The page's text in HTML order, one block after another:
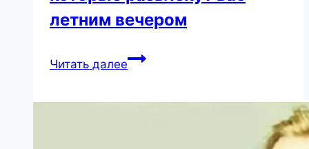
летним вечером
Читать далее7